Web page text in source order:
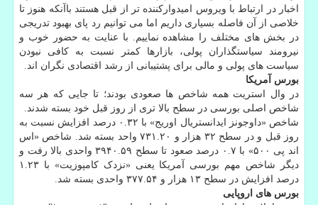
اخبار در ارتباط با ویروس امیدوارکننده تر از قبل هستند باآنکه هنوز تا
خلاصی از آن فاصله بسیاری داریم اما می توانیم رد پای بهبود تدریجی
در بخش های مختلف را مشاهده نماییم. با عنایت به حضور خوب و
نیرومند سیاستگذاران پولی، بازارها کمتر نسبت به کافی نبودن
سیاست های پولی و مالی برای پشتیبانی از رشد اقتصادی نگران اند.
بورس آمریکا
در وال استریت همه شاخص ها صعودی بودند؛ تا جایی که هر سه
شاخص اصلی بورسی در سطح بالا تری از روز قبل خود بسته شدند.
شاخص «داوجونز ایدانستریال اوریج» با ۰.۳۲ درصد افزایش نسبت به
روز قبل و در سطح ۳۲ هزار و ۷۳۱.۲۰ واحد بسته شد. شاخص «اس
اند پی ۵۰۰» با ۰.۷ درصد صعود تا سطح ۳۹۴۰.۵۹ واحدی بالا رفت و
دیگر شاخص مهم بورسی آمریکا یعنی «نزدک کامپوزیت» با ۱.۲۳
درصد افزایش در سطح ۱۳ هزار و ۳۷۷.۵۴ واحدی بسته شد.
بورس های اروپایی